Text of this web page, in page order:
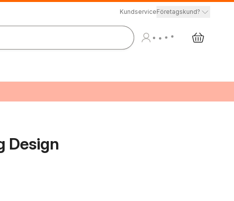
KundserviceFöretagskund?
Design